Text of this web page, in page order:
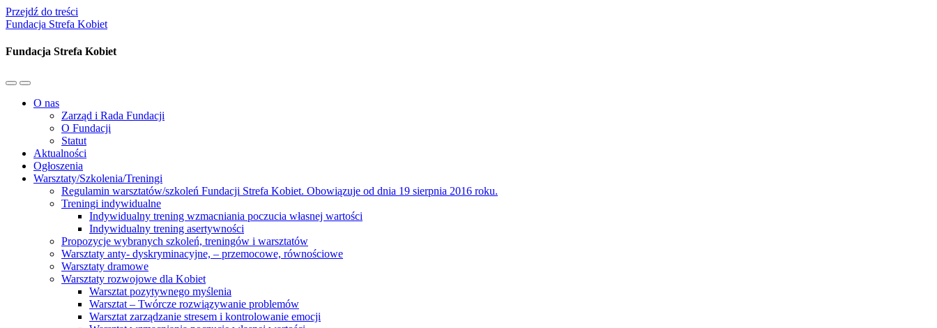
Przejdź do treści
Fundacja Strefa Kobiet
Fundacja Strefa Kobiet
Przełącz
mobilne
Przełącz
pole
wyszukiwania
O nas
Zarząd i Rada Fundacji
O Fundacji
Statut
Aktualności
Ogłoszenia
Warsztaty/Szkolenia/Treningi
Regulamin warsztatów/szkoleń Fundacji Strefa Kobiet. Obowiązuje od dnia 19 sierpnia 2016 roku.
Treningi indywidualne
Indywidualny trening wzmacniania poczucia własnej wartości
Indywidualny trening asertywności
Propozycje wybranych szkoleń, treningów i warsztatów
Warsztaty anty- dyskryminacyjne, – przemocowe, równościowe
Warsztaty dramowe
Warsztaty rozwojowe dla Kobiet
Warsztat pozytywnego myślenia
Warsztat – Twórcze rozwiązywanie problemów
Warsztat zarządzanie stresem i kontrolowanie emocji